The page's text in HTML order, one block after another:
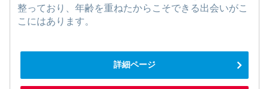
整っており、年齢を重ねたからこそできる出会いがこ
こにはあります。
詳細ページ